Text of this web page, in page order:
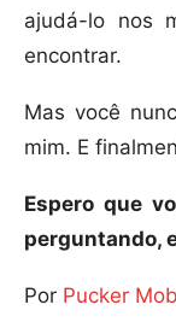
ajudá-lo nos
encontrar.
Mas você
mim. E
Espero que
perguntando,
Por Pucker Mob